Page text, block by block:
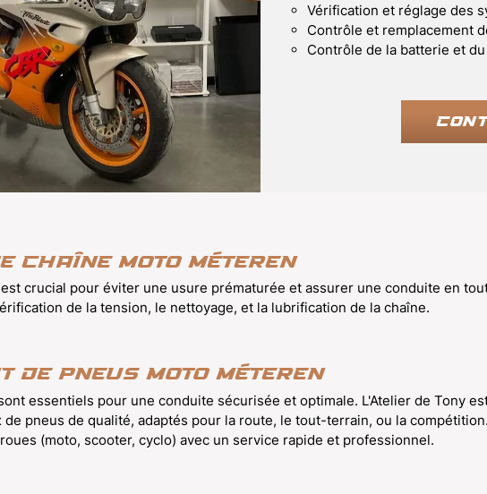
Vérification et réglage des
Contrôle et remplacement
Contrôle de la batterie et
chaîne moto Méteren
crucial pour éviter une usure prématurée et assurer une conduite en
de la tension, le nettoyage, et la lubrification de la chaîne.
de pneus moto Méteren
essentiels pour une conduite sécurisée et optimale. L'Atelier de Tony
pneus de qualité, adaptés pour la route, le tout-terrain, ou la
(moto, scooter, cyclo) avec un service rapide et professionnel.